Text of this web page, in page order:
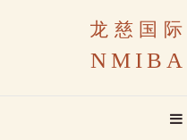
龙慈国
NMIBA